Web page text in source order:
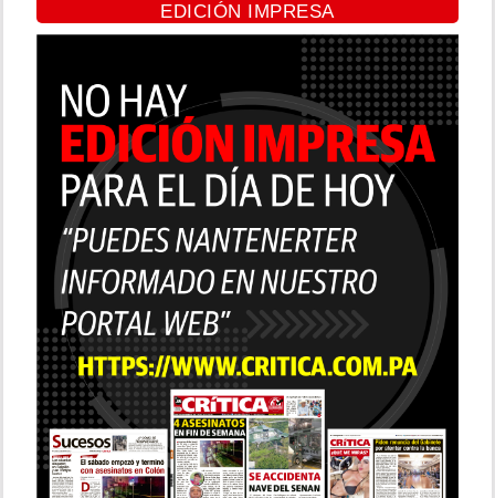
EDICIÓN IMPRESA